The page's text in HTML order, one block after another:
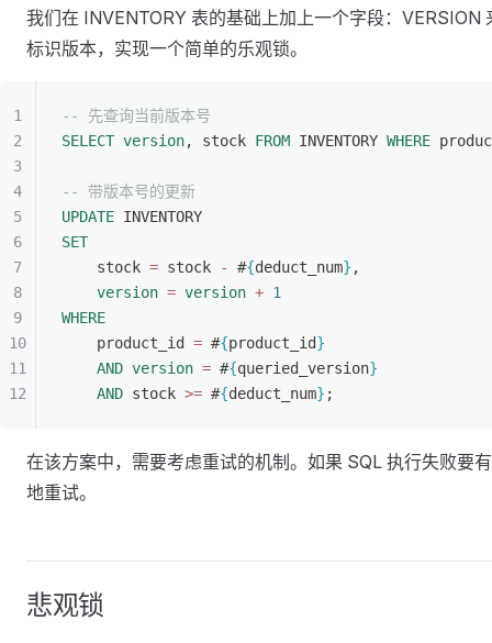
我们在 INVENTORY 表的基础上加上一个字段：VERSION
标识版本，实现一个简单的乐观锁。
-- 先查询当前版本号
SELECT version, stock FROM INVENTORY WHERE
-- 带版本号的更新
UPDATE INVENTORY
SET
stock = stock - #{deduct_num} ,
version = version + 1
WHERE
product_id = #{product_id}
AND version = #{queried_version}
AND stock >= #{deduct_num} ;
在该方案中，需要考虑重试的机制。如果 SQL 执行失败要
地重试。
悲观锁